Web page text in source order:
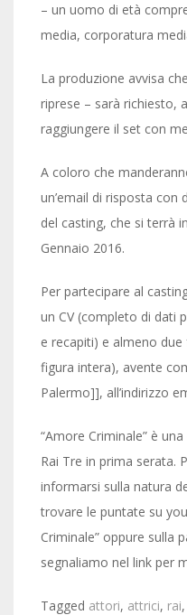
– un uomo di età
media, corporatura
La produzione avvisa
riprese – sarà richiesto,
raggiungere il set con
A coloro che
un’email di risposta
del casting, che si terrà
Gennaio 2016.
Per partecipare al
un CV (completo di dati
e recapiti) e almeno
figura intera), avente
Palermo]], all’indirizzo
“Amore Criminale” è
Rai Tre in prima serata.
informarsi sulla natura
trovare le puntate su
Criminale” oppure sulla
segnaliamo nel link per
Tagged attori, attrici, rai,